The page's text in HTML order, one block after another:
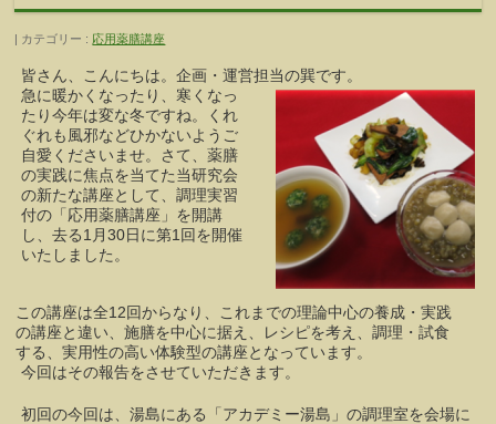
カテゴリー : 応用薬膳講座
皆さん、こんにちは。企画・運営担当の巽です。
急に暖かくなったり、寒くなっ
たり今年は変な冬ですね。くれ
ぐれも風邪などひかないようご
自愛くださいませ。さて、薬膳
の実践に焦点を当てた当研究会
の新たな講座として、調理実習
付の「応用薬膳講座」を開講
し、去る1月30日に第1回を開催
いたしました。
この講座は全12回からなり、これまでの理論中心の養成・実践
の講座と違い、施膳を中心に据え、レシピを考え、調理・試食
する、実用性の高い体験型の講座となっています。
今回はその報告をさせていただきます。
初回の今回は、湯島にある「アカデミー湯島」の調理室を会場に